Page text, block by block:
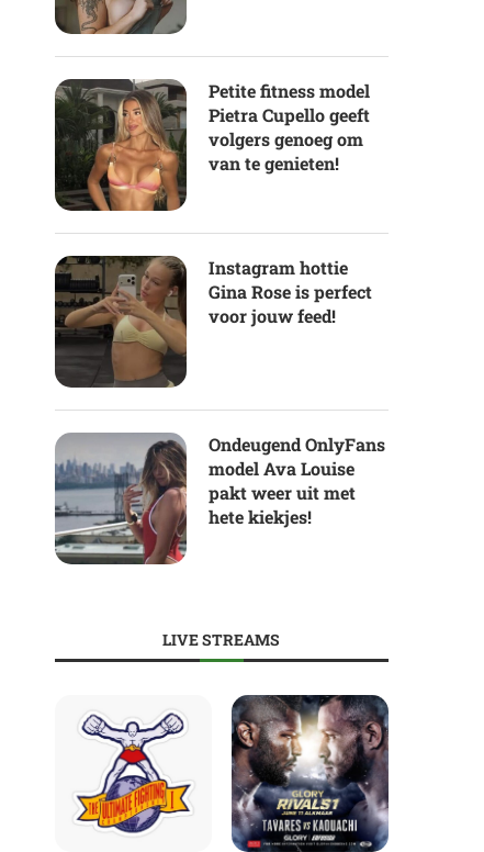
Petite fitness model
Pietra Cupello geeft
volgers genoeg om
van te genieten!
Instagram hottie
Gina Rose is perfect
voor jouw feed!
Ondeugend OnlyFans
model Ava Louise
pakt weer uit met
hete kiekjes!
LIVE STREAMS